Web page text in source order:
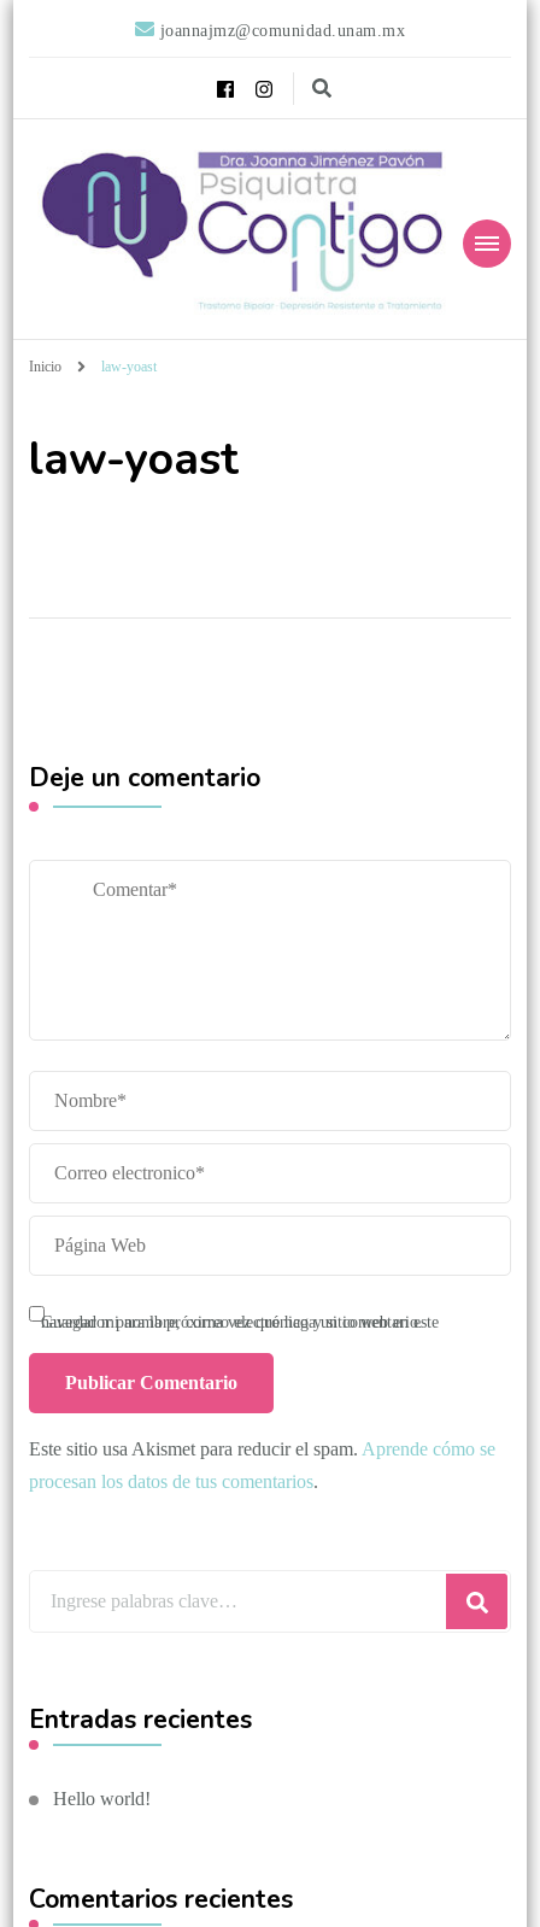
joannajmz@comunidad.unam.mx
Psiquiatra
Contigo
Inicio law-yoast
law-yoast
Deje un comentario
Guardar mi nombre, correo electrónico y sitio web en este navegador para la próxima vez que haga un comentario.
Este sitio usa Akismet para reducir el spam. Aprende cómo se
procesan los datos de tus comentarios.
Entradas recientes
Hello world!
Comentarios recientes